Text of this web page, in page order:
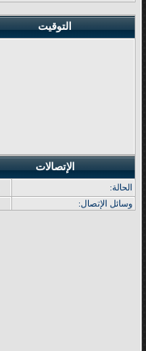
التوقيت
الإتصالات
الحالة:
وسائل الإتصال: